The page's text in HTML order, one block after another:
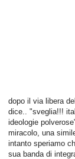
dopo il via libera
dice.. "sveglia!!!
ideologie
miracolo, una
intanto speriamo
sua banda di